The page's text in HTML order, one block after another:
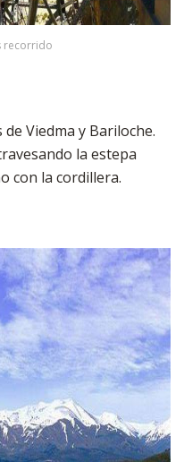
recorrido
Viedma y Bariloche.
la estepa
con la cordillera.